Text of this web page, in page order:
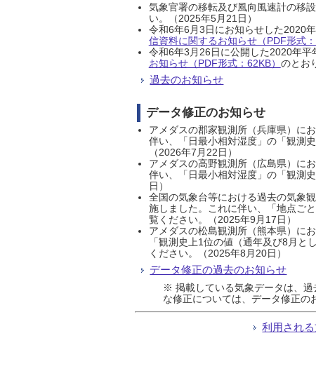
気象官署の移転及び風向風速計の移
い。（2025年5月21日）
令和6年6月3日にお知らせした2020
信資料に関するお知らせ（PDF形式：
令和6年3月26日に公開した2020年
お知らせ（PDF形式：62KB） のとお
過去のお知らせ
データ修正のお知らせ
アメダスの郡家観測所（兵庫県）に
伴い、「日最小相対湿度」の「観測
（2026年7月22日）
アメダスの高野観測所（広島県）に
伴い、「日最小相対湿度」の「観測
日）
全国の気象台等における過去の気象
施しました。これに伴い、「地点ご
覧ください。（2025年9月17日）
アメダスの松島観測所（熊本県）に
「観測史上1位の値（通年及び8月
ください。（2025年8月20日）
データ修正の過去のお知らせ
※ 掲載している気象データは、過
な修正については、データ修正の
利用され